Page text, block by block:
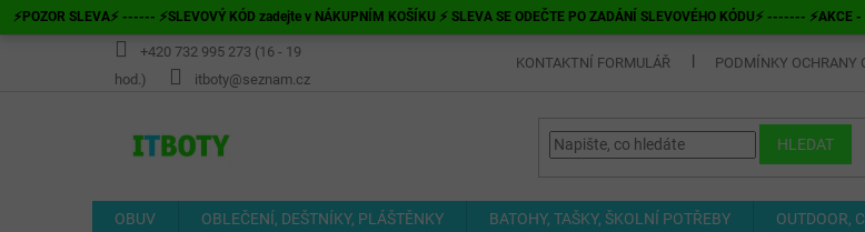
Přejít⚡POZOR SLEVA⚡ ------ ⚡SLEVOVÝ KÓD zadejte v NÁKUPNÍM KOŠÍKU ⚡ SLEVA SE ODEČTE PO ZADÁNÍ SLEVOVÉHO KÓDU⚡ -------
+420 732 995 273 (16 - 19
hod.)
itboty@seznam.cz
KONTAKTNÍ FORMULÁŘ PODMÍNKY OCHRANY
HLEDAT
OBUV OBLEČENÍ, DEŠTNÍKY, PLÁŠTĚNKY BATOHY, TAŠKY, ŠKOLNÍ POTŘEBY OUTDOOR,